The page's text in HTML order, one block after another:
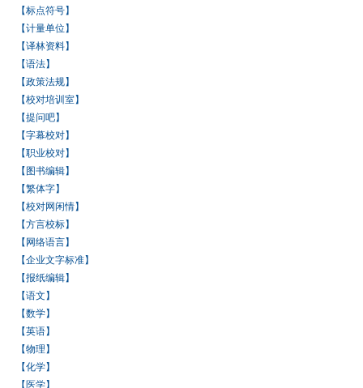
【标点符号】
【计量单位】
【译林资料】
【语法】
【政策法规】
【校对培训室】
【提问吧】
【字幕校对】
【职业校对】
【图书编辑】
【繁体字】
【校对网闲情】
【方言校标】
【网络语言】
【企业文字标准】
【报纸编辑】
【语文】
【数学】
【英语】
【物理】
【化学】
【医学】